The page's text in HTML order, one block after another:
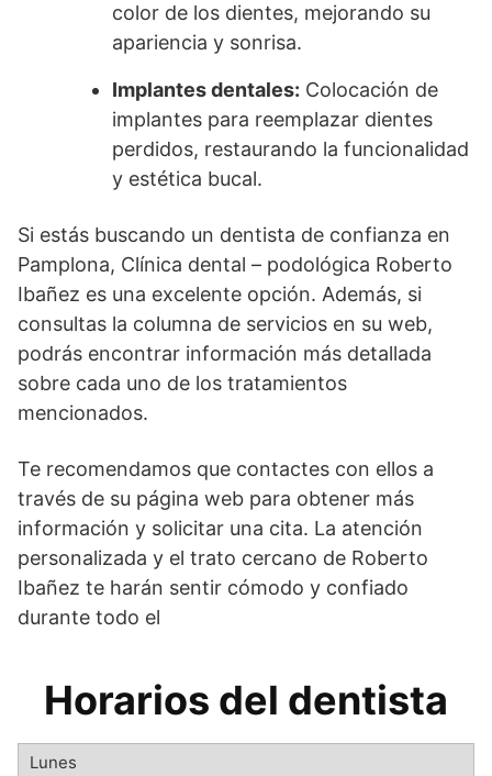
color de los dientes, mejorando su
apariencia y sonrisa.
Implantes dentales: Colocación de
implantes para reemplazar dientes
perdidos, restaurando la funcionalidad
y estética bucal.
Si estás buscando un dentista de confianza en
Pamplona, Clínica dental – podológica Roberto
Ibañez es una excelente opción. Además, si
consultas la columna de servicios en su web,
podrás encontrar información más detallada
sobre cada uno de los tratamientos
mencionados.
Te recomendamos que contactes con ellos a
través de su página web para obtener más
información y solicitar una cita. La atención
personalizada y el trato cercano de Roberto
Ibañez te harán sentir cómodo y confiado
durante todo el
Horarios del dentista